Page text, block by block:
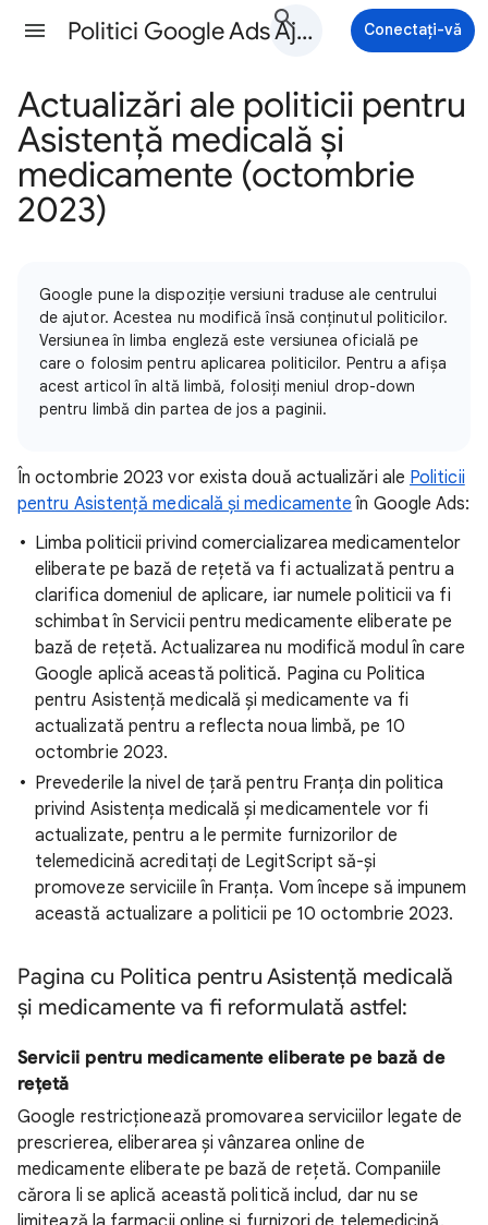
Politici Google Ads Ajutor Conectați-vă
Actualizări ale politicii pentru
Asistență medicală și
medicamente (octombrie
2023)
Google pune la dispoziție versiuni traduse ale centrului
de ajutor. Acestea nu modifică însă conținutul politicilor.
Versiunea în limba engleză este versiunea oficială pe
care o folosim pentru aplicarea politicilor. Pentru a afișa
acest articol în altă limbă, folosiți meniul drop-down
pentru limbă din partea de jos a paginii.
În octombrie 2023 vor exista două actualizări ale Politicii
pentru Asistență medicală și medicamente în Google Ads:
Limba politicii privind comercializarea medicamentelor
eliberate pe bază de rețetă va fi actualizată pentru a
clarifica domeniul de aplicare, iar numele politicii va fi
schimbat în Servicii pentru medicamente eliberate pe
bază de rețetă. Actualizarea nu modifică modul în care
Google aplică această politică. Pagina cu Politica
pentru Asistență medicală și medicamente va fi
actualizată pentru a reflecta noua limbă, pe 10
octombrie 2023.
Prevederile la nivel de țară pentru Franța din politica
privind Asistența medicală și medicamentele vor fi
actualizate, pentru a le permite furnizorilor de
telemedicină acreditați de LegitScript să-și
promoveze serviciile în Franța. Vom începe să impunem
această actualizare a politicii pe 10 octombrie 2023.
Pagina cu Politica pentru Asistență medicală
și medicamente va fi reformulată astfel:
Servicii pentru medicamente eliberate pe bază de
rețetă
Google restricționează promovarea serviciilor legate de
prescrierea, eliberarea și vânzarea online de
medicamente eliberate pe bază de rețetă. Companiile
cărora li se aplică această politică includ, dar nu se